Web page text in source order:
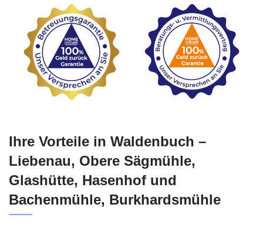
Ihre Vorteile in Waldenbuch –
Liebenau, Obere Sägmühle,
Glashütte, Hasenhof und
Bachenmühle, Burkhardsmühle